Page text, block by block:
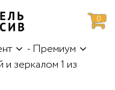
0
- Премиум
зеркалом 1 из